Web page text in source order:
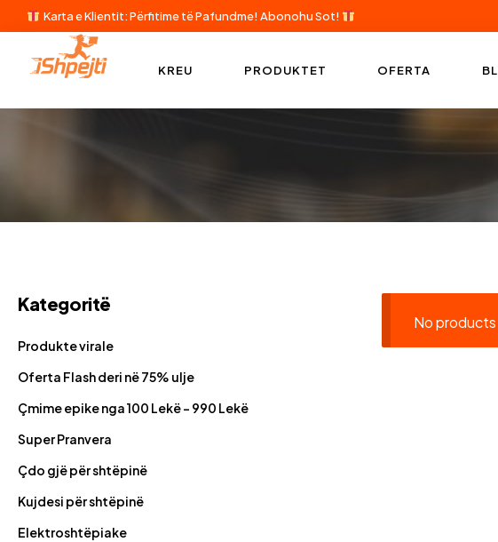
Karta e Klientit: Përfitime të Pafundme! Abonohu Sot!
KREU PRODUKTET OFERTA
No
Kategoritë
Produkte virale
Oferta Flash deri në 75% ulje
Çmime epike nga 100 Lekë - 990 Lekë
Super Pranvera
Çdo gjë për shtëpinë
Kujdesi për shtëpinë
Elektroshtëpiake